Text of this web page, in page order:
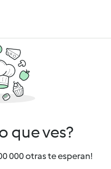
que ves?
000 otras te esperan!